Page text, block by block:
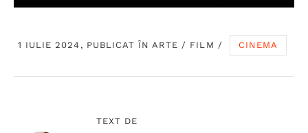
1 IULIE 2024, PUBLICAT ÎNARTE / FILM / CINEMA
TEXT DE